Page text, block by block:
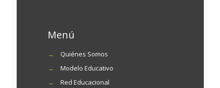
Menú
→
Quiénes Somos
→
Modelo Educativo
→
Red Educacional